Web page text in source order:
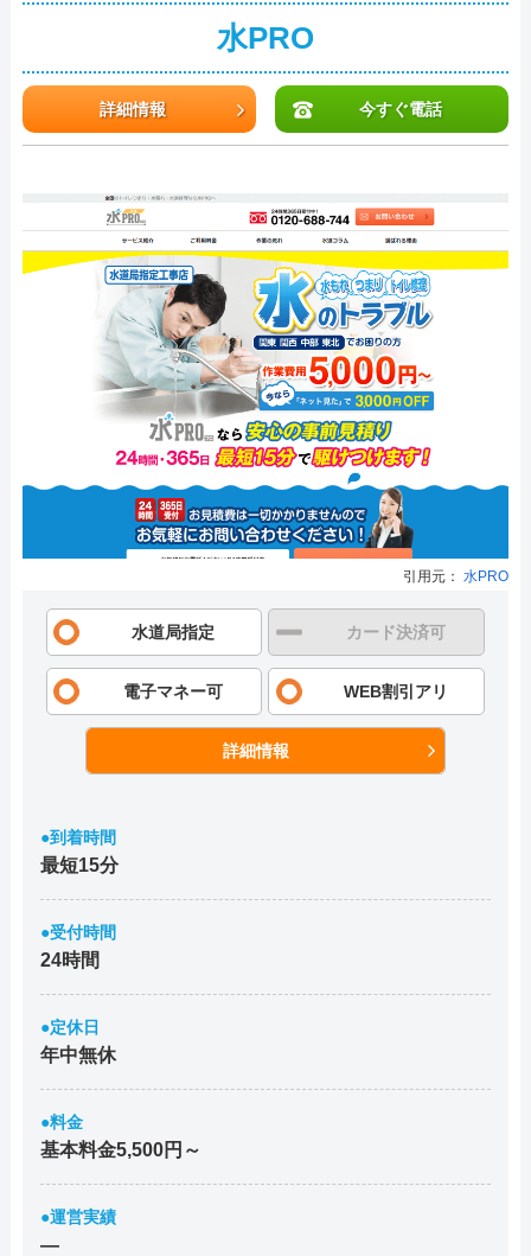
水PRO
詳細情報 今すぐ電話
引用元： 水PRO
水道局指定 カード決済可
電子マネー可 WEB割引アリ
詳細情報
●到着時間
最短15分
●受付時間
24時間
●定休日
年中無休
●料金
基本料金5,500円～
●運営実績
―